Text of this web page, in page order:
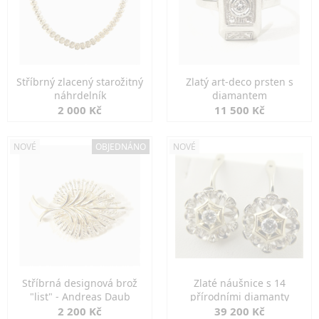
Stříbrný zlacený starožitný
náhrdelník
2 000 Kč
Zlatý art-deco prsten s
diamantem
11 500 Kč
NOVÉ OBJEDNÁNO
Stříbrná designová brož
"list" - Andreas Daub
2 200 Kč
NOVÉ
Zlaté náušnice s 14
přírodními diamanty
39 200 Kč